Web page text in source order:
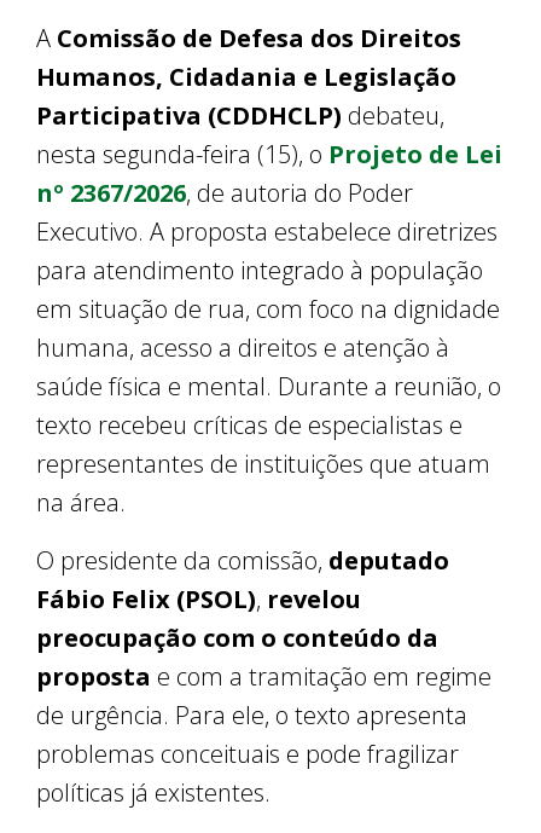
A Comissão de Defesa dos Direitos
Humanos, Cidadania e Legislação
Participativa (CDDHCLP) debateu,
nesta segunda-feira (15), o Projeto de Lei
nº 2367/2026, de autoria do Poder
Executivo. A proposta estabelece diretrizes
para atendimento integrado à população
em situação de rua, com foco na dignidade
humana, acesso a direitos e atenção à
saúde física e mental. Durante a reunião, o
texto recebeu críticas de especialistas e
representantes de instituições que atuam
na área.
O presidente da comissão, deputado
Fábio Felix (PSOL), revelou
preocupação com o conteúdo da
proposta e com a tramitação em regime
de urgência. Para ele, o texto apresenta
problemas conceituais e pode fragilizar
políticas já existentes.